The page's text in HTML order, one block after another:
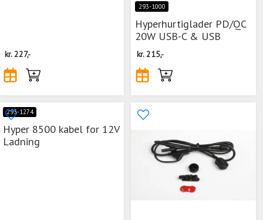
kr.227,-
293-1000
Hyperhurtiglader PD/QC
20W USB-C & USB
kr.215,-
293-1274
Hyper 8500 kabel for 12V
Ladning